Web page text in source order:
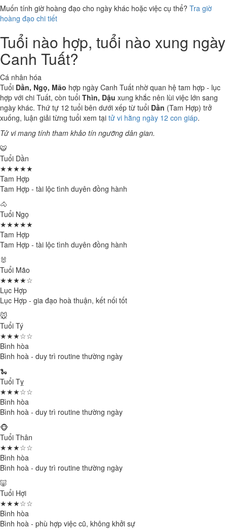
Muốn tính giờ hoàng đạo cho ngày khác hoặc việc cụ thể? Tra giờ
hoàng đạo chi tiết
Tuổi nào hợp, tuổi nào xung ngày
Canh Tuất?
Cá nhân hóa
Tuổi Dần, Ngọ, Mão hợp ngày Canh Tuất nhờ quan hệ tam hợp - lục
hợp với chi Tuất, còn tuổi Thìn, Dậu xung khắc nên lùi việc lớn sang
ngày khác. Thứ tự 12 tuổi bên dưới xếp từ tuổi Dần (Tam Hợp) trở
xuống, luận giải từng tuổi xem tại tử vi hằng ngày 12 con giáp.
Tử vi mang tính tham khảo tín ngưỡng dân gian.
🐯
Tuổi Dần
★★★★★
Tam Hợp
Tam Hợp - tài lộc tình duyên đồng hành
🐴
Tuổi Ngọ
★★★★★
Tam Hợp
Tam Hợp - tài lộc tình duyên đồng hành
🐰
Tuổi Mão
★★★★☆
Lục Hợp
Lục Hợp - gia đạo hoà thuận, kết nối tốt
🐭
Tuổi Tý
★★★☆☆
Bình hòa
Bình hoà - duy trì routine thường ngày
🐍
Tuổi Tỵ
★★★☆☆
Bình hòa
Bình hoà - duy trì routine thường ngày
🐵
Tuổi Thân
★★★☆☆
Bình hòa
Bình hoà - duy trì routine thường ngày
🐷
Tuổi Hợi
★★★☆☆
Bình hòa
Bình hoà - phù hợp việc cũ, không khởi sự